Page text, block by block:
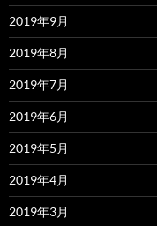
2019年9月
2019年8月
2019年7月
2019年6月
2019年5月
2019年4月
2019年3月